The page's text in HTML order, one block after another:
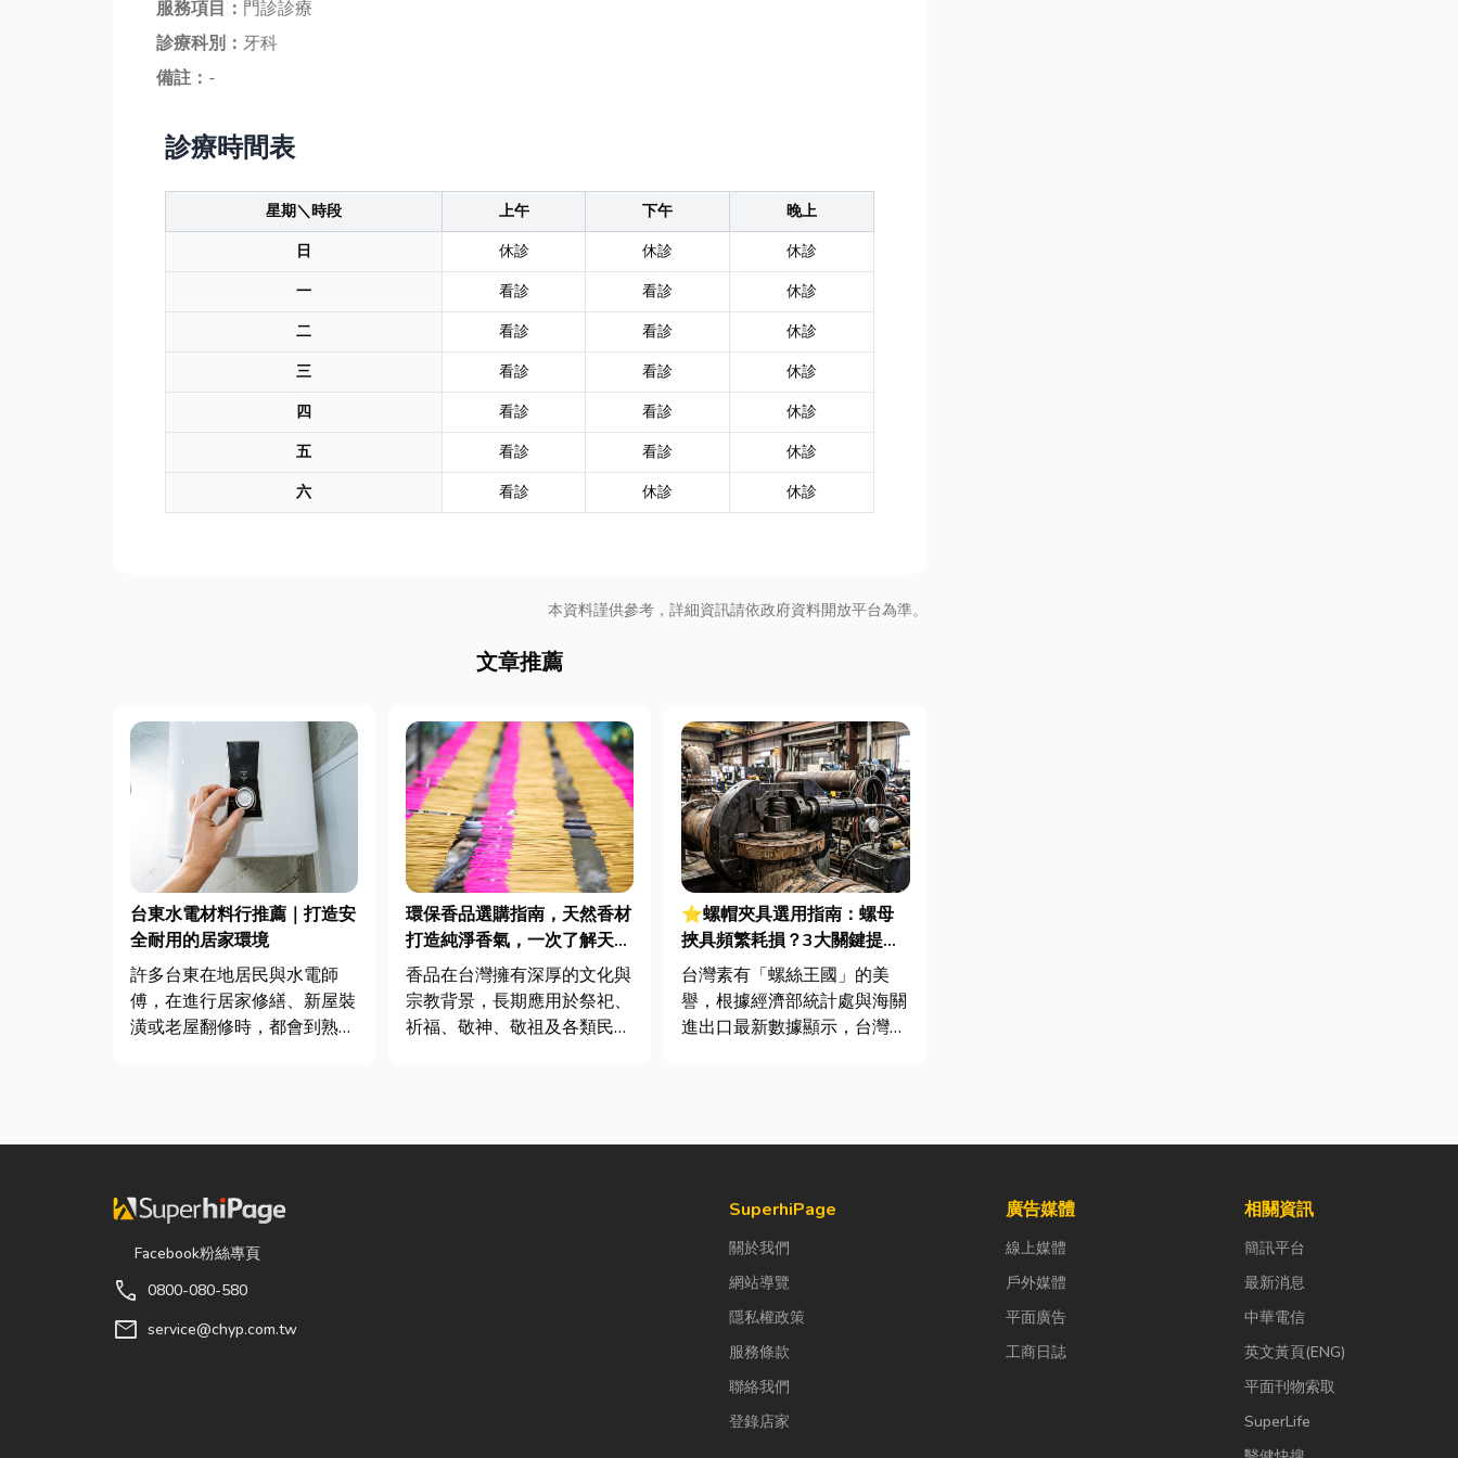
服務項目： 門診診療
診療科別： 牙科
備註： -
診療時間表
星期＼時段 上午 下午
晚上
日
休診 休診
休診
一
看診 看診
休診
二
看診 看診
休診
三
看診 看診
休診
四
看診 看診
休診
五
看診 看診
休診
六
看診 休診 休診
本資料謹供參考，詳細資訊請依政府資料開放平台為準。
文章推薦
台東水電材料行推薦｜打造安
全耐用的居家環境
許多台東在地居民與水電師
傅，在進行居家修繕、新屋裝
潢或老屋翻修時，都會到熟悉
具、處...
環保香品選購指南，天然香材
打造純淨香氣，一次了解天然
低煙香品特色
香品在台灣擁有深厚的文化與
宗教背景，長期應用於祭祀、
祈福、敬神、敬祖及各類民俗
⭐螺帽夾具選用指南：螺母
挾具頻繁耗損？3大關鍵提升
扣件成型良率與壽命
台灣素有「螺絲王國」的美
譽，根據經濟部統計處與海關
進出口最新數據顯示，台灣扣
Facebook粉絲專頁
call 0800-080-580
mail service@chyp.com.tw
SuperhiPage
關於我們
網站導覽
隱私權政策
服務條款
聯絡我們
登錄店家
廣告媒體
線上媒體
戶外媒體
平面廣告
工商日誌
相關資訊
簡訊平台
最新消息
中華電信
英文黃頁(ENG)
平面刊物索取
SuperLife